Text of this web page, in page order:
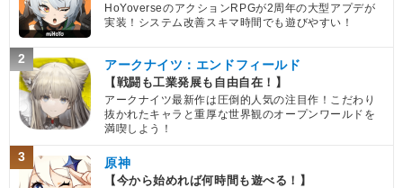
HoYoverseのアクションRPGが2周年の大型アプデが
実装！システム改善スキマ時間でも遊びやすい！
2 アークナイツ：エンドフィールド
【戦闘も工業発展も自由自在！】
アークナイツ最新作は圧倒的人気の注目作！こだわり
抜かれたキャラと重厚な世界観のオープンワールドを
満喫しよう！
3 原神
【今から始めれば何時間も遊べる！】